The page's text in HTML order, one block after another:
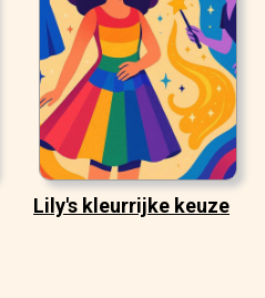
Lily's kleurrijke keuze